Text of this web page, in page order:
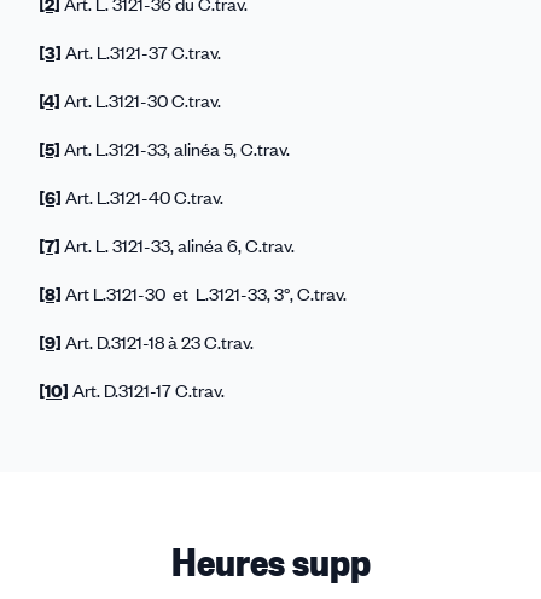
[3] Art. L.3121-37 C.trav.
[4] Art. L.3121-30 C.trav.
[5] Art. L.3121-33, alinéa 5, C.trav.
[6] Art. L.3121-40 C.trav.
[7] Art. L. 3121-33, alinéa 6, C.trav.
[8] Art L.3121-30 et L.3121-33, 3°, C.trav.
[9] Art. D.3121-18 à 23 C.trav.
[10] Art. D.3121-17 C.trav.
Heures supp